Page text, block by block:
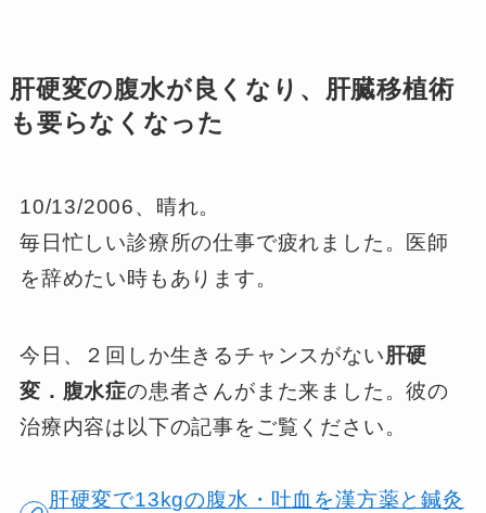
肝硬変の腹水が良くなり、肝臓移植術
も要らなくなった
10/13/2006、晴れ。
毎日忙しい診療所の仕事で疲れました。医師
を辞めたい時もあります。
今日、２回しか生きるチャンスがない肝硬
変．腹水症の患者さんがまた来ました。彼の
治療内容は以下の記事をご覧ください。
肝硬変で13kgの腹水・吐血を漢方薬と鍼灸